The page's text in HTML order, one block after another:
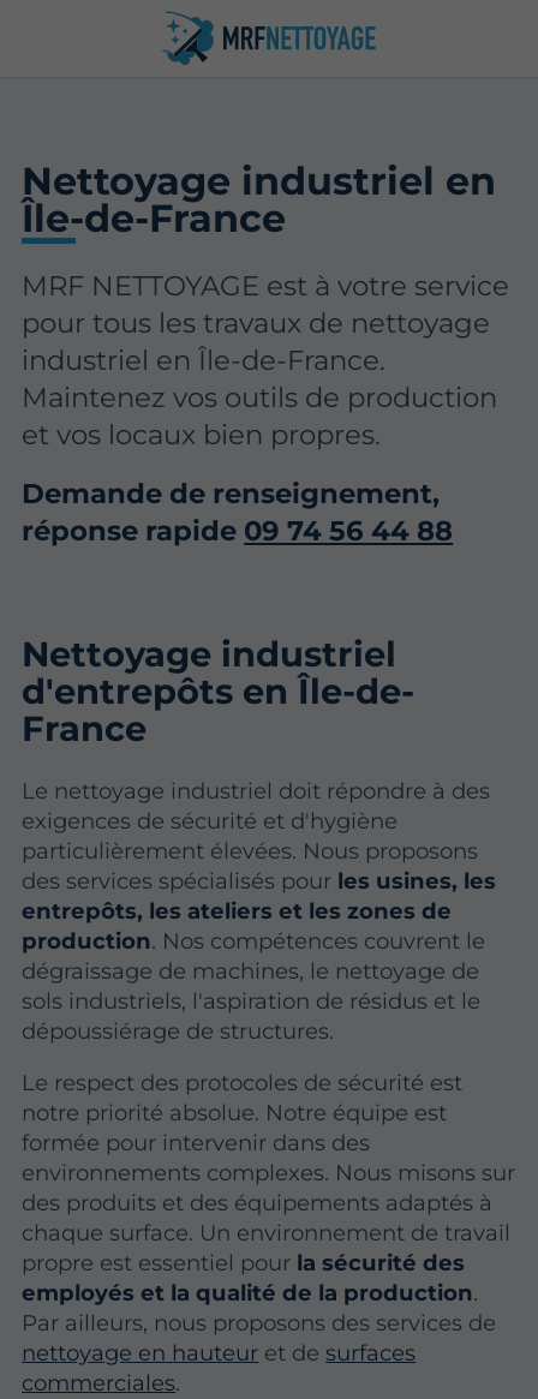
Nettoyage industriel en
Île-de-France
MRF NETTOYAGE est à votre service
pour tous les travaux de nettoyage
industriel en Île-de-France.
Maintenez vos outils de production
et vos locaux bien propres.
Demande de renseignement,
réponse rapide 09 74 56 44 88
Nettoyage industriel
d'entrepôts en Île-de-
France
Le nettoyage industriel doit répondre à des
exigences de sécurité et d'hygiène
particulièrement élevées. Nous proposons
des services spécialisés pour les usines, les
entrepôts, les ateliers et les zones de
production. Nos compétences couvrent le
dégraissage de machines, le nettoyage de
sols industriels, l'aspiration de résidus et le
dépoussiérage de structures.
Le respect des protocoles de sécurité est
notre priorité absolue. Notre équipe est
formée pour intervenir dans des
environnements complexes. Nous misons sur
des produits et des équipements adaptés à
chaque surface. Un environnement de travail
propre est essentiel pour la sécurité des
employés et la qualité de la production.
Par ailleurs, nous proposons des services de
nettoyage en hauteur et desurfaces
commerciales.